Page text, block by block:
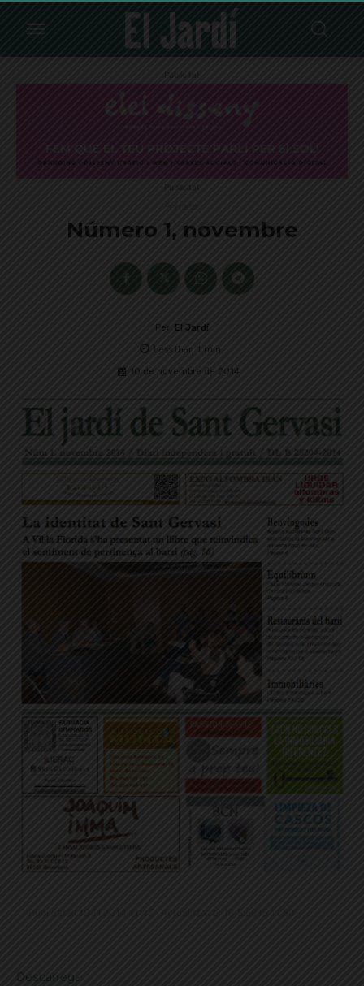
Publicitat
Publicitat
Número 1, novembre
Per El Jardí
Less than 1 min.
10 de novembre de 2014
Descarrega